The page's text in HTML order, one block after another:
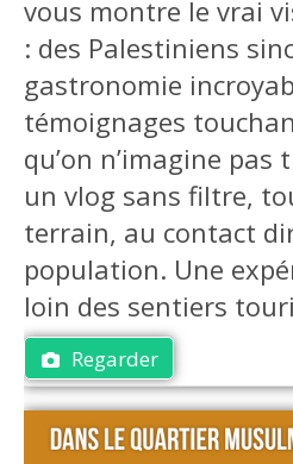
vous montre le vrai
: des Palestiniens
gastronomie
témoignages
qu’on n’imagine pas
un vlog sans filtre,
terrain, au contact
population. Une
loin des sentiers
Regarder